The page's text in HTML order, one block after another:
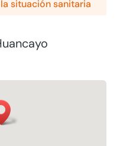
situación sanitaria